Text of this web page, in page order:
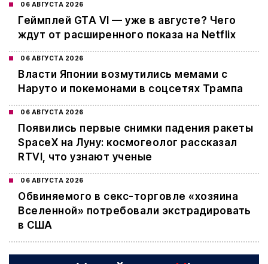
06 АВГУСТА 2026
Геймплей GTA VI — уже в августе? Чего
ждут от расширенного показа на Netflix
06 АВГУСТА 2026
Власти Японии возмутились мемами с
Наруто и покемонами в соцсетях Трампа
06 АВГУСТА 2026
Появились первые снимки падения ракеты
SpaceX на Луну: космогеолог рассказал
RTVI, что узнают ученые
06 АВГУСТА 2026
Обвиняемого в секс-торговле «хозяина
Вселенной» потребовали экстрадировать
в США